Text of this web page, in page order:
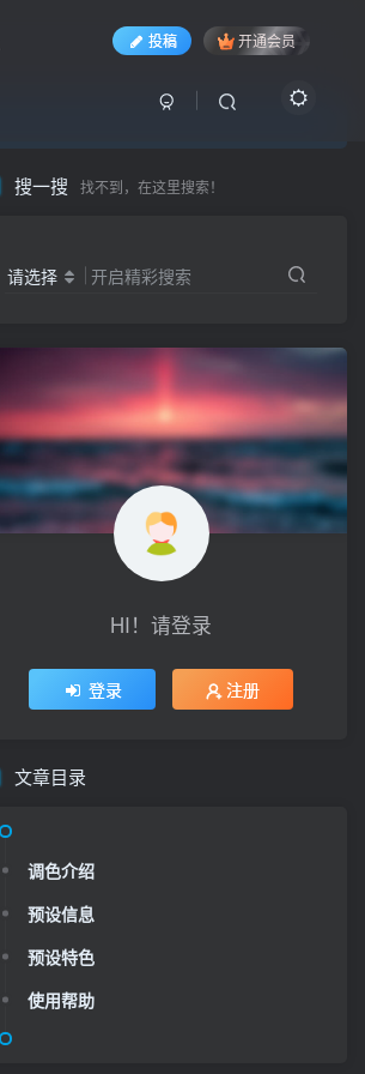
投稿 开通会员
搜一搜 找不到，在这里搜索！
请选择 开启精彩搜索
HI！请登录
登录 注册
文章目录
调色介绍
预设信息
预设特色
使用帮助